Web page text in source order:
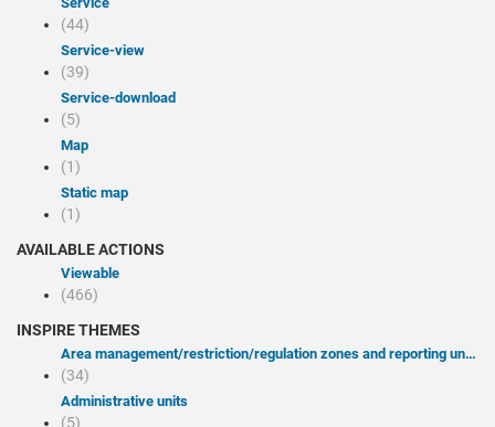
(44)
service-view
(39)
service-download
(5)
Map
(1)
Static map
(1)
AVAILABLE ACTIONS
Viewable
(466)
INSPIRE THEMES
Area management/restriction/regulation zones and reporting units
(34)
Administrative units
(5)